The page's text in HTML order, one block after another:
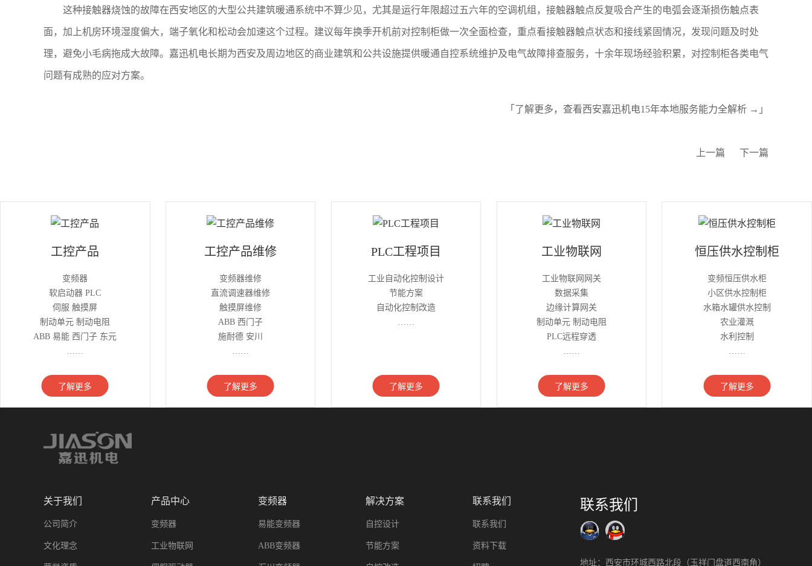
这种接触器烧蚀的故障在西安地区的大型公共建筑暖通系统中不算少见，尤其是运行年限超过五六年的空调机组，接触器触点反复吸合产生的电弧会逐渐损伤触点表
面，加上机房环境湿度偏大，端子氧化和松动会加速这个过程。建议每年换季开机前对控制柜做一次全面检查，重点看接触器触点状态和接线紧固情况，发现问题及时处
理，避免小毛病拖成大故障。 嘉迅机电长期为西安及周边地区的商业建筑和公共设施提供暖通自控系统维护及电气故障排查服务，十余年现场经验积累，对控制柜各类电气
问题有成熟的应对方案。
「了解更多，查看西安嘉迅机电15年本地服务能力全解析 →」
上一篇 下一篇
工控产品
变频器
软启动器 PLC
伺服 触摸屏
制动单元 制动电阻
ABB 易能 西门子 东元
……
了解更多
工控产品维修
变频器维修
直流调速器维修
触摸屏维修
ABB 西门子
施耐德 安川
……
了解更多
PLC工程项目
工业自动化控制设计
节能方案
自动化控制改造
……
了解更多
工业物联网
工业物联网网关
数据采集
边缘计算网关
制动单元 制动电阻
PLC远程穿透
……
了解更多
恒压供水控制柜
变频恒压供水柜
小区供水控制柜
水箱水罐供水控制
农业灌溉
水利控制
……
了解更多
关于我们
公司简介
文化理念
产品中心
变频器
工业物联网
变频器
易能变频器
ABB变频器
解决方案
自控设计
节能方案
联系我们
联系我们
资料下载
联系我们
地址：西安市环城西路北段（玉祥门盘道西南角）